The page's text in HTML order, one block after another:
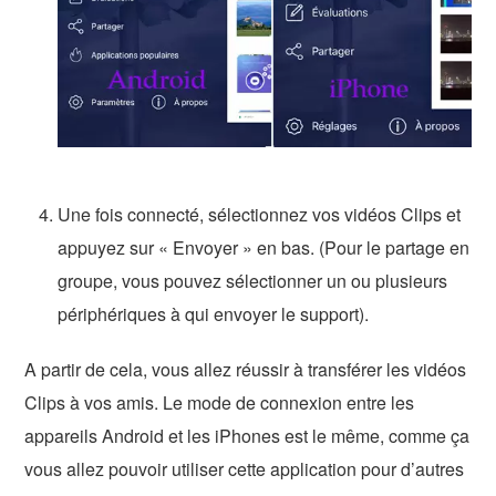
Une fois connecté, sélectionnez vos vidéos Clips et
appuyez sur « Envoyer » en bas. (Pour le partage en
groupe, vous pouvez sélectionner un ou plusieurs
périphériques à qui envoyer le support).
A partir de cela, vous allez réussir à transférer les vidéos
Clips à vos amis. Le mode de connexion entre les
appareils Android et les iPhones est le même, comme ça
vous allez pouvoir utiliser cette application pour d’autres